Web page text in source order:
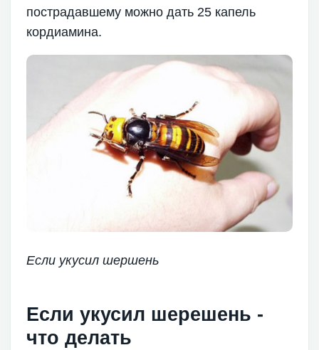
пострадавшему можно дать 25 капель
кордиамина.
Если укусил шершень
Если укусил шерешень -
что делать